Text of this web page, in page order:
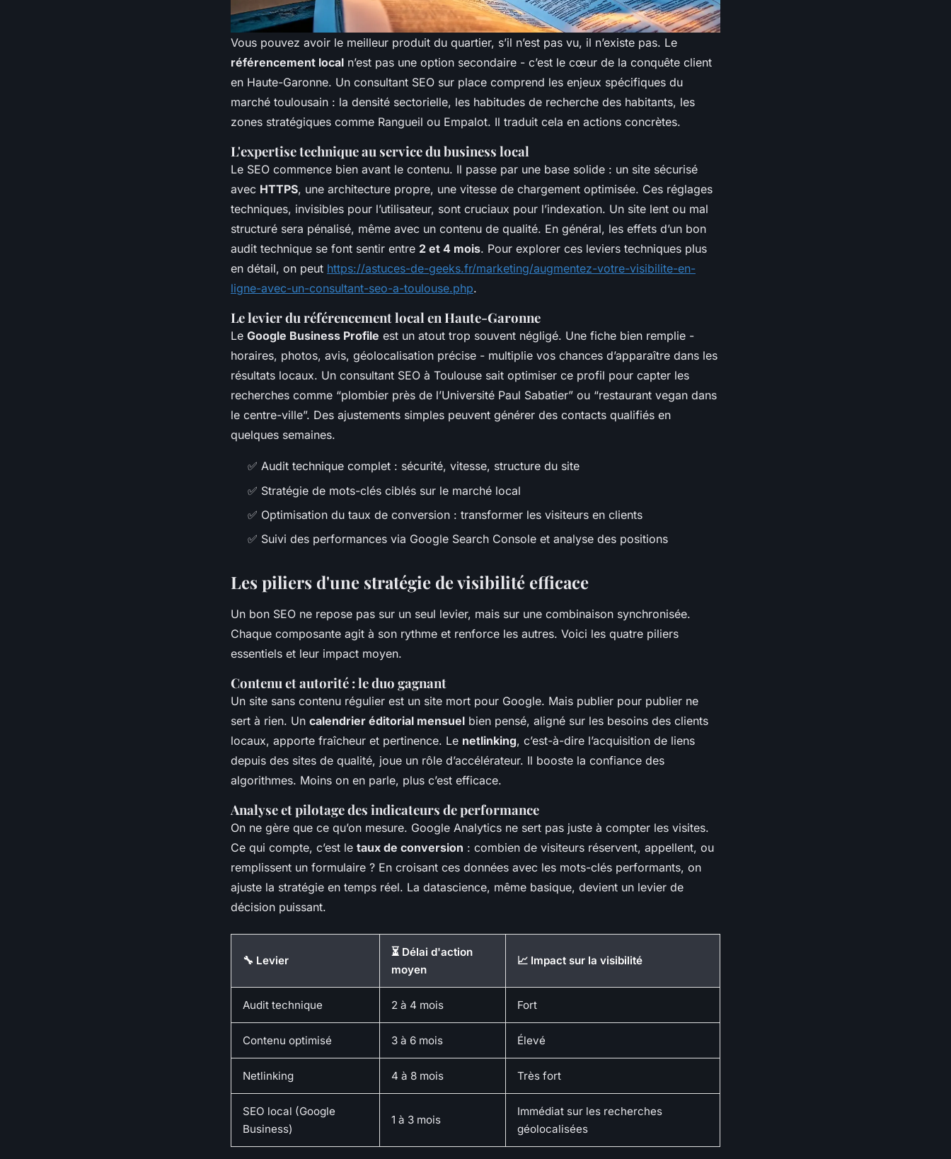
Vous pouvez avoir le meilleur produit du quartier, s’il n’est pas vu, il n’existe pas. Le
référencement local n’est pas une option secondaire - c’est le cœur de la conquête client
en Haute-Garonne. Un consultant SEO sur place comprend les enjeux spécifiques du
marché toulousain : la densité sectorielle, les habitudes de recherche des habitants, les
zones stratégiques comme Rangueil ou Empalot. Il traduit cela en actions concrètes.
L'expertise technique au service du business local
Le SEO commence bien avant le contenu. Il passe par une base solide : un site sécurisé
avec HTTPS, une architecture propre, une vitesse de chargement optimisée. Ces réglages
techniques, invisibles pour l’utilisateur, sont cruciaux pour l’indexation. Un site lent ou mal
structuré sera pénalisé, même avec un contenu de qualité. En général, les effets d’un bon
audit technique se font sentir entre 2 et 4 mois. Pour explorer ces leviers techniques plus
en détail, on peut https://astuces-de-geeks.fr/marketing/augmentez-votre-visibilite-en-
ligne-avec-un-consultant-seo-a-toulouse.php.
Le levier du référencement local en Haute-Garonne
Le Google Business Profile est un atout trop souvent négligé. Une fiche bien remplie -
horaires, photos, avis, géolocalisation précise - multiplie vos chances d’apparaître dans les
résultats locaux. Un consultant SEO à Toulouse sait optimiser ce profil pour capter les
recherches comme “plombier près de l’Université Paul Sabatier” ou “restaurant vegan dans
le centre-ville”. Des ajustements simples peuvent générer des contacts qualifiés en
quelques semaines.
✅ Audit technique complet : sécurité, vitesse, structure du site
✅ Stratégie de mots-clés ciblés sur le marché local
✅ Optimisation du taux de conversion : transformer les visiteurs en clients
✅ Suivi des performances via Google Search Console et analyse des positions
Les piliers d'une stratégie de visibilité efficace
Un bon SEO ne repose pas sur un seul levier, mais sur une combinaison synchronisée.
Chaque composante agit à son rythme et renforce les autres. Voici les quatre piliers
essentiels et leur impact moyen.
Contenu et autorité : le duo gagnant
Un site sans contenu régulier est un site mort pour Google. Mais publier pour publier ne
sert à rien. Un calendrier éditorial mensuel bien pensé, aligné sur les besoins des clients
locaux, apporte fraîcheur et pertinence. Le netlinking, c’est-à-dire l’acquisition de liens
depuis des sites de qualité, joue un rôle d’accélérateur. Il booste la confiance des
algorithmes. Moins on en parle, plus c’est efficace.
Analyse et pilotage des indicateurs de performance
On ne gère que ce qu’on mesure. Google Analytics ne sert pas juste à compter les visites.
Ce qui compte, c’est le taux de conversion : combien de visiteurs réservent, appellent, ou
remplissent un formulaire ? En croisant ces données avec les mots-clés performants, on
ajuste la stratégie en temps réel. La datascience, même basique, devient un levier de
décision puissant.
🔧 Levier
⏳ Délai d'action
moyen
📈 Impact sur la visibilité
Audit technique 2 à 4 mois Fort
Contenu optimisé 3 à 6 mois Élevé
Netlinking 4 à 8 mois Très fort
SEO local (Google
Business)
1 à 3 mois
Immédiat sur les recherches
géolocalisées